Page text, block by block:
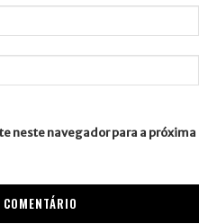
neste navegador para a próxima